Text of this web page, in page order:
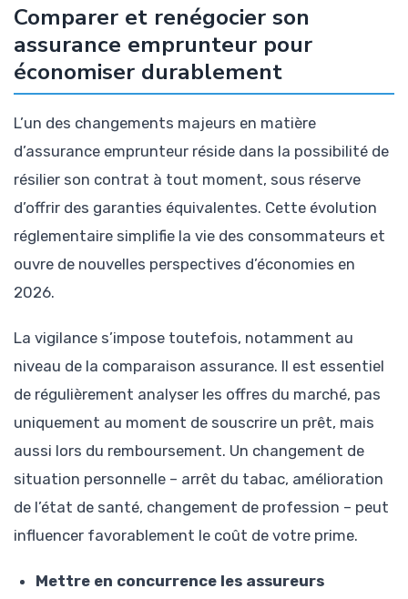
Comparer et renégocier son
assurance emprunteur pour
économiser durablement
L’un des changements majeurs en matière
d’assurance emprunteur réside dans la possibilité de
résilier son contrat à tout moment, sous réserve
d’offrir des garanties équivalentes. Cette évolution
réglementaire simplifie la vie des consommateurs et
ouvre de nouvelles perspectives d’économies en
2026.
La vigilance s’impose toutefois, notamment au
niveau de la comparaison assurance. Il est essentiel
de régulièrement analyser les offres du marché, pas
uniquement au moment de souscrire un prêt, mais
aussi lors du remboursement. Un changement de
situation personnelle – arrêt du tabac, amélioration
de l’état de santé, changement de profession – peut
influencer favorablement le coût de votre prime.
Mettre en concurrence les assureurs